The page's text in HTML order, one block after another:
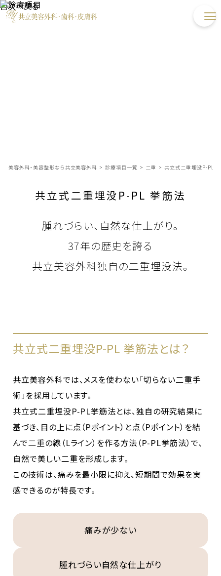
目次へ戻る
美容外科・美容整形なら共立美容外科 > 診療項目一覧 > 二重 > 共立式二重埋没P-PL
共立式二重埋没P-PL 挙筋法
腫れづらい、自然な仕上がり。
37年の歴史を誇る
共立美容外科独自の二重埋没法。
共立式二重埋没P-PL 挙筋法とは？
共立美容外科では、メスを使わない「切らない二重手
術」を採用しています。
共立式二重埋没P-PL挙筋法とは、独自の研究結果に
基づき、目の上に点（Pポイント）と点（Pポイント）を結
んで二重の線（Lライン）を作る方法（P-PL挙筋法）で、
自然で美しい二重を形成します。
この技術は、痛みを最小限に抑え、短期間で効果を実
感できるのが特長です。
痛みが少ない
腫れづらい自然な仕上がり